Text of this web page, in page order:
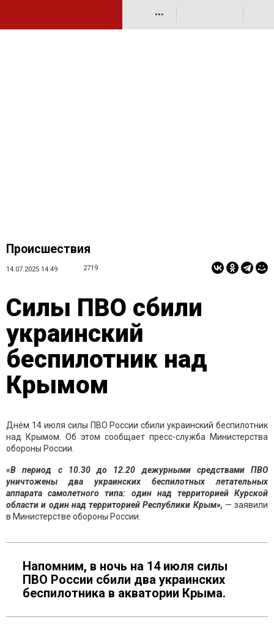
•••
Происшествия
14.07.2025 14:49 2719
Силы ПВО сбили
украинский
беспилотник над
Крымом
Днём 14 июля силы ПВО России сбили украинский беспилотник
над Крымом. Об этом сообщает пресс-служба Министерства
обороны России.
«В период с 10.30 до 12.20 дежурными средствами ПВО
уничтожены два украинских беспилотных летательных
аппарата самолетного типа: один над территорией Курской
области и один над территорией Республики Крым», — заявили
в Министерстве обороны России.
Напомним, в ночь на 14 июля силы
ПВО России сбили два украинских
беспилотника в акватории Крыма.